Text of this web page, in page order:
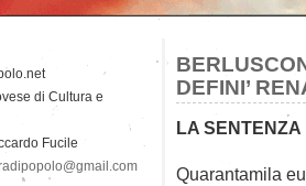
DEFINI’
LA SENTENZA
Quarantamila
di Cultura e
Fucile